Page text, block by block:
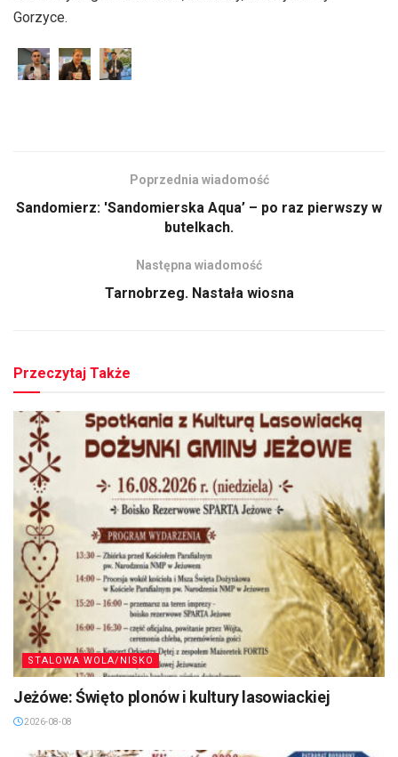
Gorzyce.
Poprzednia wiadomość
Sandomierz: 'Sandomierska Aqua’ – po raz pierwszy w
butelkach.
Następna wiadomość
Tarnobrzeg. Nastała wiosna
Przeczytaj Także
STALOWA WOLA/NISKO
Jeżówe: Święto plonów i kultury lasowiackiej
2026-08-08